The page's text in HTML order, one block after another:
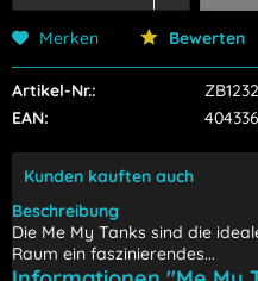
Merken Bewerten
Artikel-Nr.:
EAN:
Kunden kauften auch
Beschreibung
Die Me My Tanks sind die
Raum ein faszinierendes...